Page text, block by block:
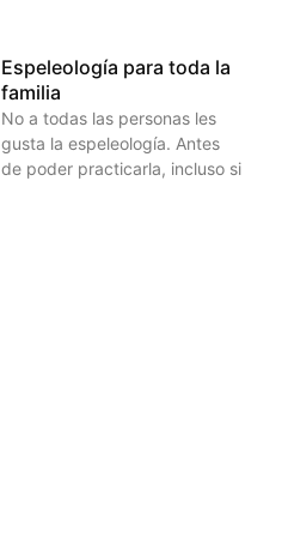
Espeleología para toda la
familia
No a todas las personas les
gusta la espeleología. Antes
de poder practicarla, incluso si